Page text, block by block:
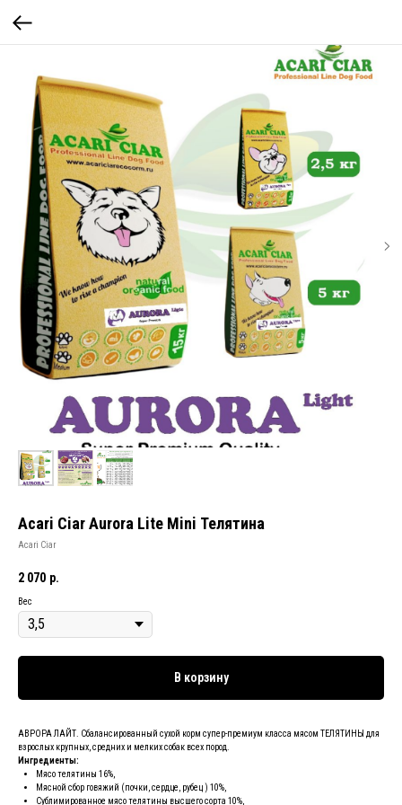
Acari Ciar Aurora Litе Mini Телятина
Acari Ciar
2 070 р.
Вес
В корзину
АВРОРА ЛАЙТ. Сбалансированный сухой корм супер-премиум класса мясом ТЕЛЯТИНЫ для
взрослых крупных, средних и мелких собак всех пород.
Ингредиенты:
Мясо телятины 16%,
Мясной сбор говяжий (почки, сердце, рубец ) 10%,
Сублимированное мясо телятины высшего сорта 10%,